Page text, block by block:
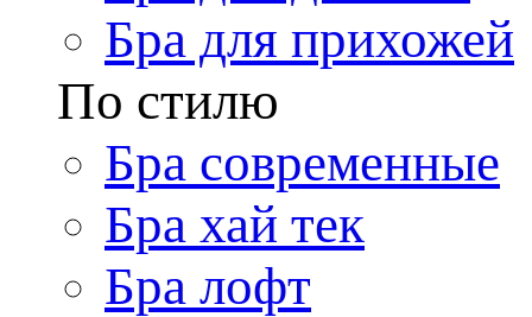
Бра для прихожей
По стилю
Бра современные
Бра хай тек
Бра лофт